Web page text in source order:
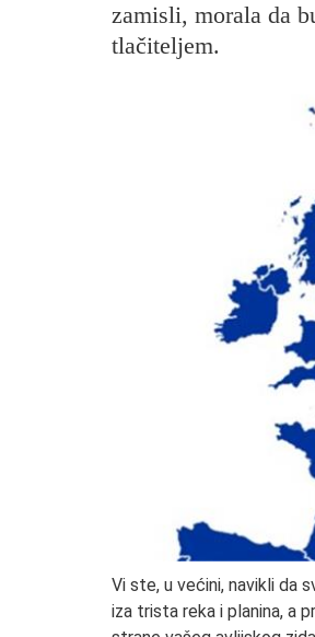
zamisli, morala da
tlačiteljem.
Vi ste, u većini, navikli da
iza trista reka i planina, a